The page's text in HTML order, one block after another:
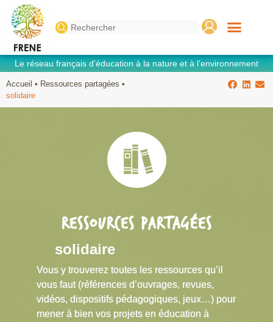
Search
for:
Le réseau français d’éducation à la nature et à l’environnement
Accueil • Ressources partagées •
solidaire
RESSOURCES PARTAGÉES
solidaire
Vous y trouverez toutes les ressources qu’il
vous faut (références d’ouvrages, revues,
vidéos, dispositifs pédagogiques, jeux…) pour
mener à bien vos projets en éducation à